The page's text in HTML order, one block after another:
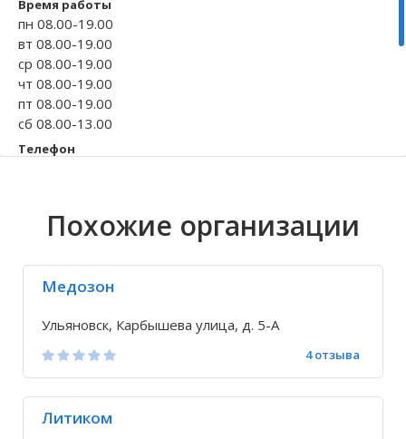
Волгоградская область
Кировоградская область
Восточно-Казахстанская область
Архангельское
Время работы
пн 08.00-19.00
вт 08.00-19.00
ср 08.00-19.00
чт 08.00-19.00
пт 08.00-19.00
сб 08.00-13.00
Телефон
Исправить неточность
Похожие организации
Медозон
Ульяновск, Карбышева улица, д. 5-А
4 отзыва
Литиком